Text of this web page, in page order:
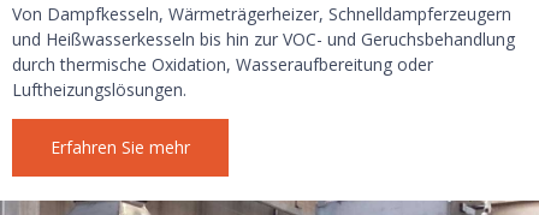
Von Dampfkesseln, Wärmeträgerheizer, Schnelldampferzeugern
und Heißwasserkesseln bis hin zur VOC- und Geruchsbehandlung
durch thermische Oxidation, Wasseraufbereitung oder
Luftheizungslösungen.
Erfahren Sie mehr